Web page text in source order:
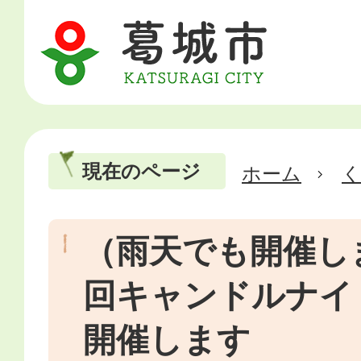
現在のページ ホーム
（雨天でも開催
回キャンドルナ
開催します